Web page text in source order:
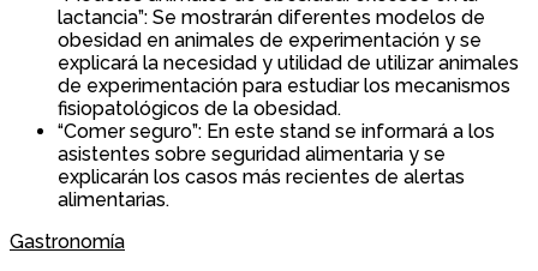
lactancia”: Se mostrarán diferentes modelos de
obesidad en animales de experimentación y se
explicará la necesidad y utilidad de utilizar animales
de experimentación para estudiar los mecanismos
fisiopatológicos de la obesidad.
“Comer seguro”: En este stand se informará a los
asistentes sobre seguridad alimentaria y se
explicarán los casos más recientes de alertas
alimentarias.
Gastronomía